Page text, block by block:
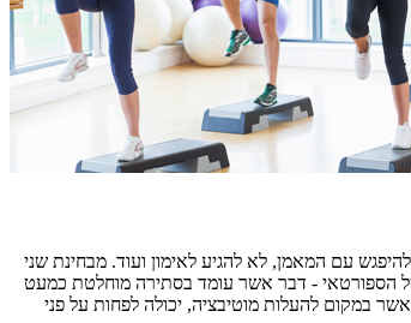
עם המאמן, לא להגיע לאימון ועוד. מבחינת שני
הספורטאי - דבר אשר עומד בסתירה מוחלטת כמעט
במקום להעלות מוטיבציה, יכולה לפחות על פני